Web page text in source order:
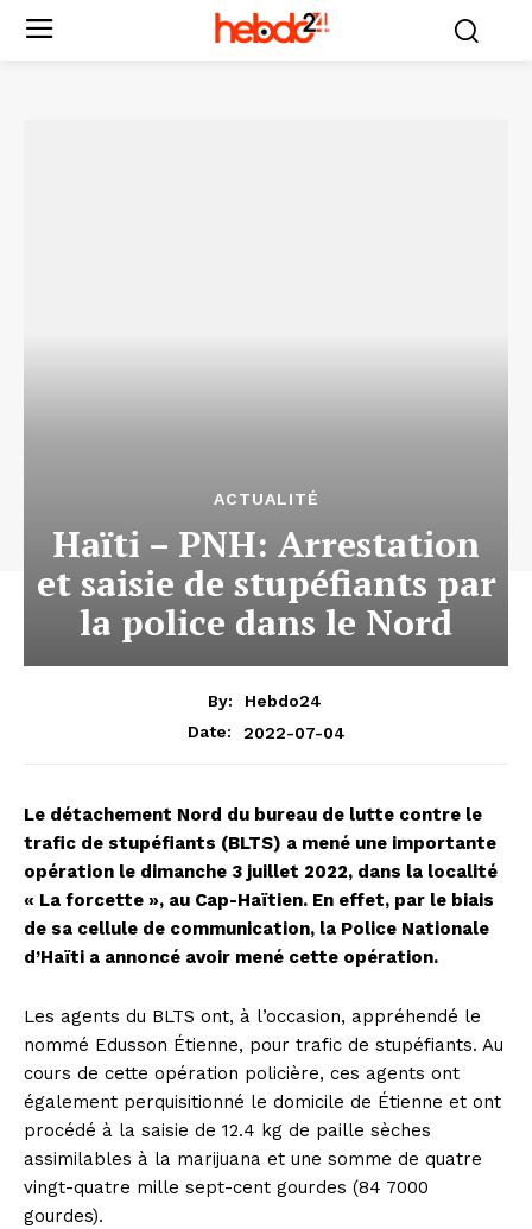
ACTUALITÉ
Haïti – PNH: Arrestation
et saisie de stupéfiants par
la police dans le Nord
By:
Hebdo24
Date:
2022-07-04
Le détachement Nord du bureau de lutte contre le
trafic de stupéfiants (BLTS) a mené une importante
opération le dimanche 3 juillet 2022, dans la localité
« La forcette », au Cap-Haïtien. En effet, par le biais
de sa cellule de communication, la Police Nationale
d’Haïti a annoncé avoir mené cette opération.
Les agents du BLTS ont, à l’occasion, appréhendé le
nommé Edusson Étienne, pour trafic de stupéfiants. Au
cours de cette opération policière, ces agents ont
également perquisitionné le domicile de Étienne et ont
procédé à la saisie de 12.4 kg de paille sèches
assimilables à la marijuana et une somme de quatre
vingt-quatre mille sept-cent gourdes (84 7000
gourdes).